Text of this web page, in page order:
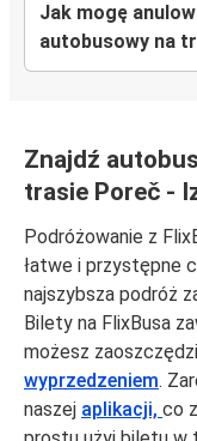
Jak mogę
autobusowy na
Znajdź
trasie Poreč -
Podróżowanie z
łatwe i przystępne
najszybsza podróż
Bilety na FlixBusa
możesz
wyprzedzeniem.
naszej aplikacji, co